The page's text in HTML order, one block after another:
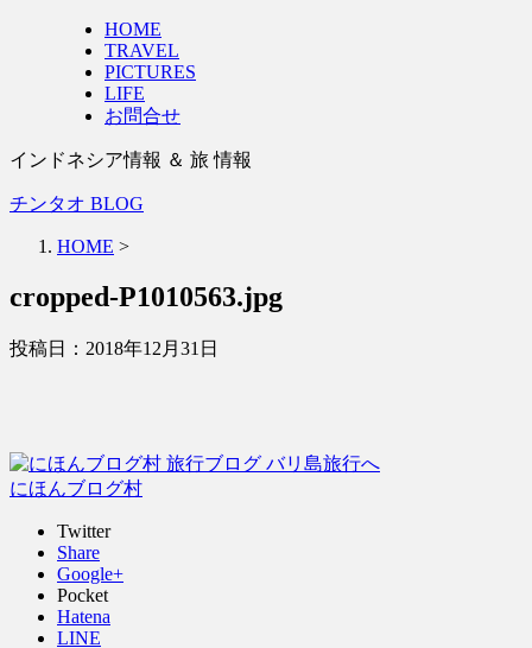
HOME
TRAVEL
PICTURES
LIFE
お問合せ
インドネシア情報 ＆ 旅 情報
チンタオ BLOG
HOME >
cropped-P1010563.jpg
投稿日： 2018年12月31日
にほんブログ村
Twitter
Share
Google+
Pocket
Hatena
LINE